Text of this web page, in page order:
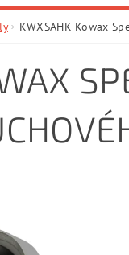
KWXSAHK Kowax